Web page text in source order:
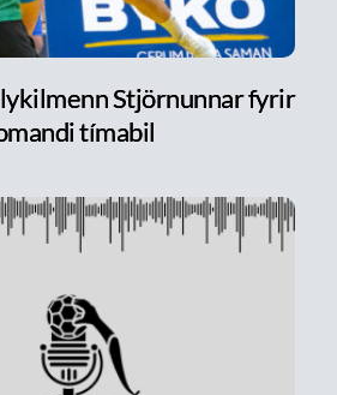
Stjörnunnar fyrir
tímabil